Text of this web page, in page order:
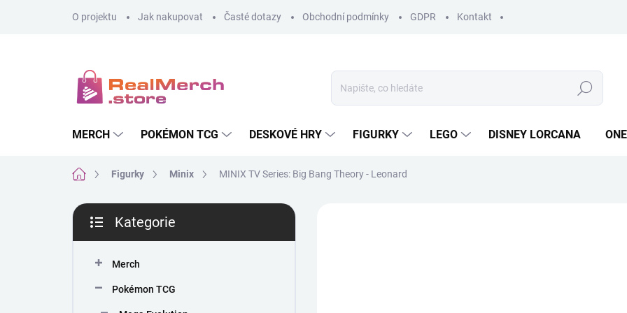
O projektu Jak nakupovat Časté dotazy Obchodní podmínky GDPR Kontakt
Hledat
MERCH POKÉMON TCG DESKOVÉ HRY FIGURKY LEGO DISNEY LORCANA
Domů Figurky Minix MINIX TV Series: Big Bang Theory - Leonard
P
s
kategorie
Kategorie
Merch
Pokémon TCG